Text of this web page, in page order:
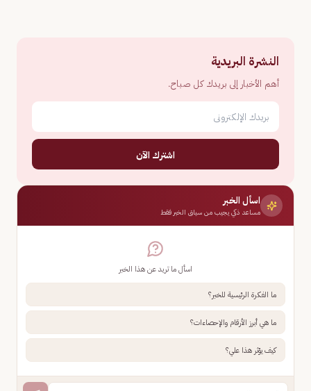
النشرة البريدية
أهم الأخبار إلى بريدك كل صباح.
اشترك الآن
اسأل الخبر
مساعد ذكي يجيب من سياق الخبر فقط
اسأل ما تريد عن هذا الخبر
ما الفكرة الرئيسية للخبر؟
ما هي أبرز الأرقام والإحصاءات؟
كيف يؤثر هذا علي؟